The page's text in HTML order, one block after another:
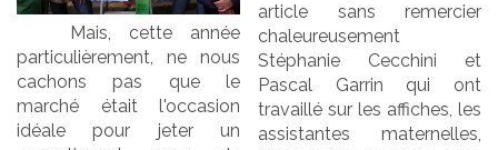
Mais, cette année
particulièrement, ne nous
cachons pas que le
marché était l'occasion
idéale pour jeter un
article sans remercier
chaleureusement
Stéphanie Cecchini et
Pascal Garrin qui ont
travaillé sur les affiches, les
assistantes maternelles,